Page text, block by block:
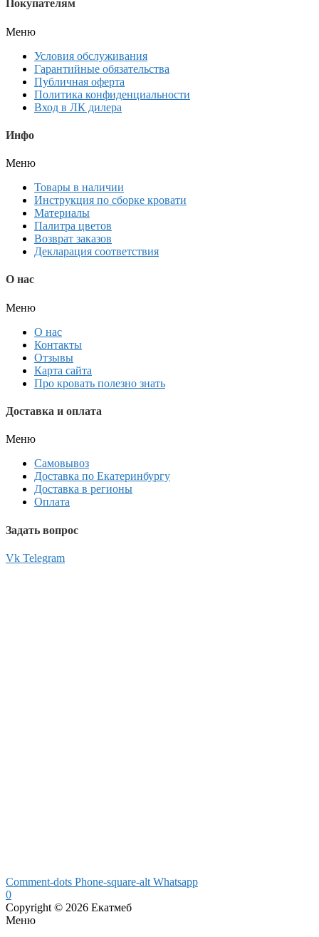
Покупателям
Меню
Условия обслуживания
Гарантийные обязательства
Публичная оферта
Политика конфиденциальности
Вход в ЛК дилера
Инфо
Меню
Товары в наличии
Инструкция по сборке кровати
Материалы
Палитра цветов
Возврат заказов
Декларация соответствия
О нас
Меню
О нас
Контакты
Отзывы
Карта сайта
Про кровать полезно знать
Доставка и оплата
Меню
Самовывоз
Доставка по Екатеринбургу
Доставка в регионы
Оплата
Задать вопрос
Vk Telegram
Comment-dots Phone-square-alt Whatsapp
0
Copyright © 2026 Екатмеб
Меню